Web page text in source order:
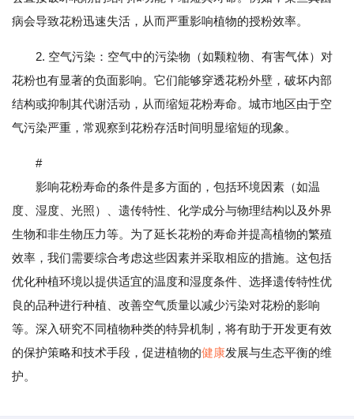
病会导致花粉迅速失活，从而严重影响植物的授粉效率。
2. 空气污染：空气中的污染物（如颗粒物、有害气体）对
花粉也有显著的负面影响。它们能够穿透花粉外壁，破坏内部
结构或抑制其代谢活动，从而缩短花粉寿命。城市地区由于空
气污染严重，常观察到花粉存活时间明显缩短的现象。
#
影响花粉寿命的条件是多方面的，包括环境因素（如温
度、湿度、光照）、遗传特性、化学成分与物理结构以及外界
生物和非生物压力等。为了延长花粉的寿命并提高植物的繁殖
效率，我们需要综合考虑这些因素并采取相应的措施。这包括
优化种植环境以提供适宜的温度和湿度条件、选择遗传特性优
良的品种进行种植、改善空气质量以减少污染对花粉的影响
等。深入研究不同植物种类的特异机制，将有助于开发更有效
的保护策略和技术手段，促进植物的健康发展与生态平衡的维
护。